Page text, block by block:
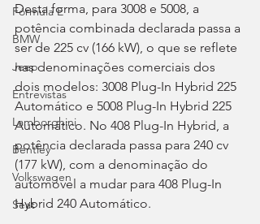
Fórmula E
BMW
Jeep
Entrevistas
Lamborghini
Bentley
Volkswagen
Seat
Desta forma, para 3008 e 5008, a
potência combinada declarada passa a
ser de 225 cv (166 kW), o que se reflete
nas denominações comerciais dos
dois modelos: 3008 Plug-In Hybrid 225
Automático e 5008 Plug-In Hybrid 225
Automático. No 408 Plug-In Hybrid, a
potência declarada passa para 240 cv
(177 kW), com a denominação do
automóvel a mudar para 408 Plug-In
Hybrid 240 Automático.